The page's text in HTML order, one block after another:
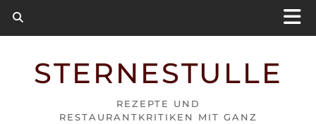
STERNESTULLE
REZEPTE UND
RESTAURANTKRITIKEN MIT GANZ